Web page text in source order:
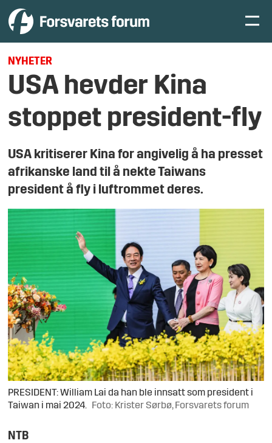
NYHETER
USA hevder Kina
stoppet president-fly
USA kritiserer Kina for angivelig å ha presset
afrikanske land til å nekte Taiwans
president å fly i luftrommet deres.
PRESIDENT: William Lai da han ble innsatt som president i
Taiwan i mai 2024.
Foto: Krister Sørbø, Forsvarets forum
NTB